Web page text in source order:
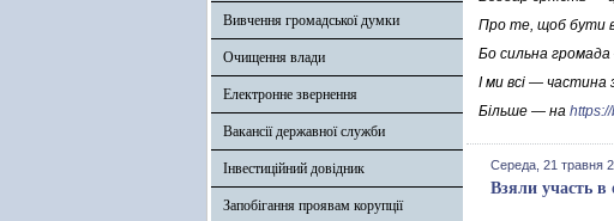
Вивчення громадської думки
Очищення влади
Електронне звернення
Вакансії державної служби
Інвестиційний довідник
Запобігання проявам корупції
Про те, щоб бути
Бо сильна
І ми всі — частина
Більше — на
Середа, 21 травня
Взяли участь в